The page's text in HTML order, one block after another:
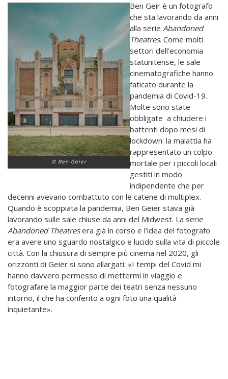
© Ben Geier
Ben Geir è un fotografo
che sta lavorando da anni
alla serie Abandoned
Theatres. Come molti
settori dell’economia
statunitense, le sale
cinematografiche hanno
faticato durante la
pandemia di Covid-19.
Molte sono state
obbligate a chiudere i
battenti dopo mesi di
lockdown: la malattia ha
rappresentato un colpo
mortale per i piccoli locali
gestiti in modo
indipendente che per
decenni avevano combattuto con le catene di multiplex.
Quando è scoppiata la pandemia, Ben Geier stava già
lavorando sulle sale chiuse da anni del Midwest. La serie
Abandoned Theatresera già in corso e l’idea del fotografo
era avere uno sguardo nostalgico e lucido sulla vita di piccole
città. Con la chiusura di sempre più cinema nel 2020, gli
orizzonti di Geier si sono allargati: «I tempi del Covid mi
hanno davvero permesso di mettermi in viaggio e
fotografare la maggior parte dei teatri senza nessuno
intorno, il che ha conferito a ogni foto una qualità
inquietante».